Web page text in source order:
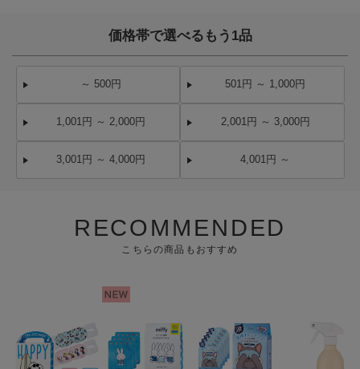
価格帯で選べるもう1品
～ 500円 501円 ～ 1,000円
1,001円 ～ 2,000円 2,001円 ～ 3,000円
3,001円 ～ 4,000円 4,001円 ～
RECOMMENDED
こちらの商品もおすすめ